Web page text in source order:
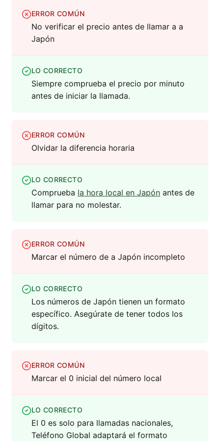
ERROR COMÚN
No verificar el precio antes de llamar a a
Japón
LO CORRECTO
Siempre comprueba el precio por minuto
antes de iniciar la llamada.
ERROR COMÚN
Olvidar la diferencia horaria
LO CORRECTO
Comprueba la hora local en Japón antes de
llamar para no molestar.
ERROR COMÚN
Marcar el número de a Japón incompleto
LO CORRECTO
Los números de Japón tienen un formato
específico. Asegúrate de tener todos los
dígitos.
ERROR COMÚN
Marcar el 0 inicial del número local
LO CORRECTO
El 0 es solo para llamadas nacionales,
Teléfono Global adaptará el formato